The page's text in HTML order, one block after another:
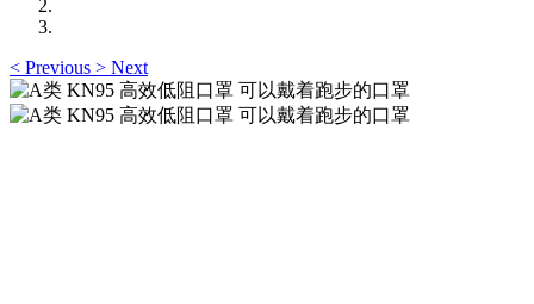
< Previous > Next